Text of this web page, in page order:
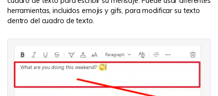
herramientas, incluidos emojis y gifs, para modificar su texto
dentro del cuadro de texto.